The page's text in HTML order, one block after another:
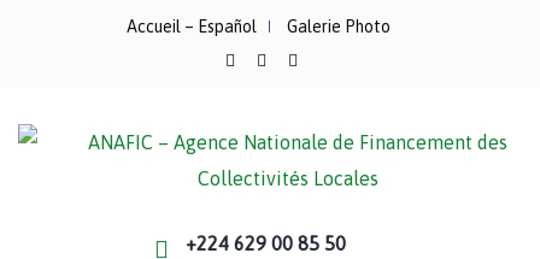
Accueil – Español Galerie Photo
+224 629 00 85 50